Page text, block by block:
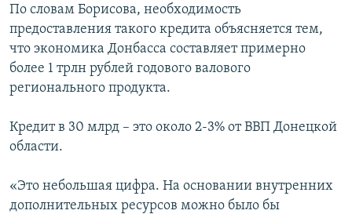
По словам Борисова, необходимость
предоставления такого кредита объясняется тем,
что экономика Донбасса составляет примерно
более 1 трлн рублей годового валового
регионального продукта.
Кредит в 30 млрд – это около 2-3% от ВВП Донецкой
области.
«Это небольшая цифра. На основании внутренних
дополнительных ресурсов можно было бы